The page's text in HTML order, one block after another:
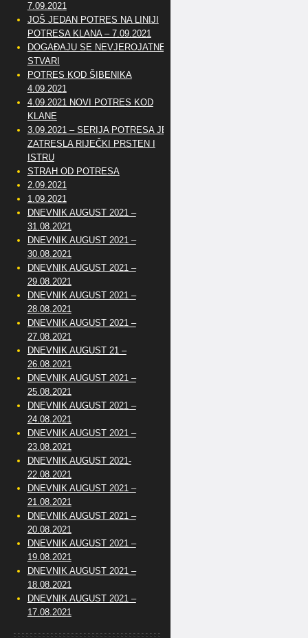
7.09.2021
JOŠ JEDAN POTRES NA LINIJI
POTRESA KLANA – 7.09.2021
DOGAĐAJU SE NEVJEROJATNE
STVARI
POTRES KOD ŠIBENIKA
4.09.2021
4.09.2021 NOVI POTRES KOD
KLANE
3.09.2021 – SERIJA POTRESA JE
ZATRESLA RIJEČKI PRSTEN I
ISTRU
STRAH OD POTRESA
2.09.2021
1.09.2021
DNEVNIK AUGUST 2021 –
31.08.2021
DNEVNIK AUGUST 2021 –
30.08.2021
DNEVNIK AUGUST 2021 –
29.08.2021
DNEVNIK AUGUST 2021 –
28.08.2021
DNEVNIK AUGUST 2021 –
27.08.2021
DNEVNIK AUGUST 21 –
26.08.2021
DNEVNIK AUGUST 2021 –
25.08.2021
DNEVNIK AUGUST 2021 –
24.08.2021
DNEVNIK AUGUST 2021 –
23.08.2021
DNEVNIK AUGUST 2021-
22.08.2021
DNEVNIK AUGUST 2021 –
21.08.2021
DNEVNIK AUGUST 2021 –
20.08.2021
DNEVNIK AUGUST 2021 –
19.08.2021
DNEVNIK AUGUST 2021 –
18.08.2021
DNEVNIK AUGUST 2021 –
17.08.2021